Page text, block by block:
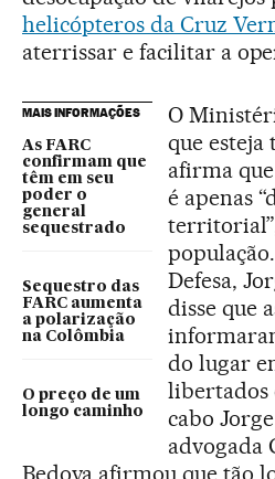
helicópteros da Cruz
aterrissar e facilitar a
MAIS INFORMAÇÕES
As FARC
confirmam que
têm em seu
poder o
general
sequestrado
Sequestro das
FARC aumenta
a polarização
na Colômbia
O preço de um
longo caminho
O
que esteja
afirma
é apenas
Defesa,
disse que
do lugar
libertados
cabo
advogada
Bedoya afirmou que tão